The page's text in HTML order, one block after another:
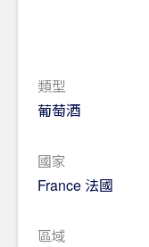
類型
葡萄酒
國家
France 法國
區域